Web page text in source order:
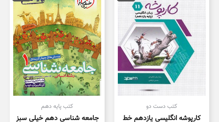
کتب دست دو
کارپوشه انگلیسی یازدهم خط
بود.
است.
کتب پایه دهم
جامعه شناسی دهم خیلی سبز
بود.
است.